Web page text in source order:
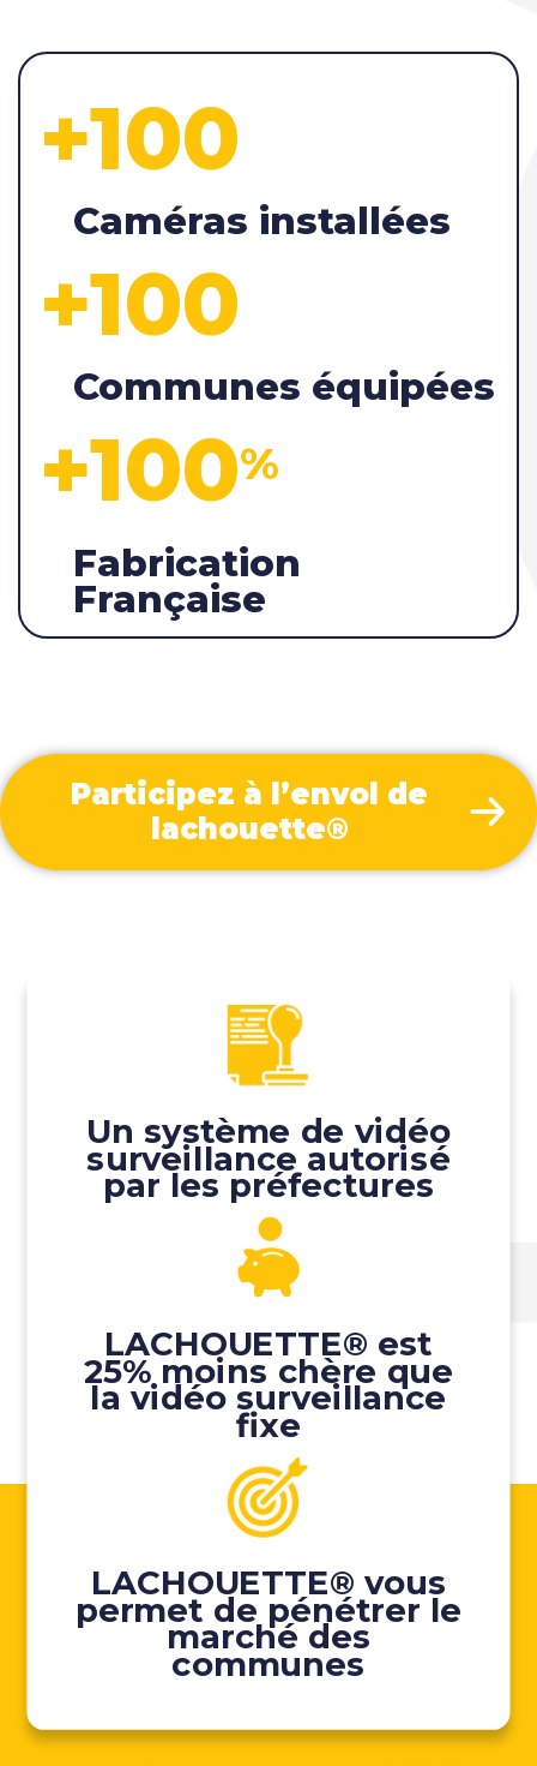
+100
Caméras installées
+100
Communes équipées
+100%
Fabrication
Française
Participez à l’envol de
lachouette®
Un système de vidéo
surveillance autorisé
par les préfectures
LACHOUETTE® est
25% moins chère que
la vidéo surveillance
fixe
LACHOUETTE® vous
permet de pénétrer le
marché des
communes